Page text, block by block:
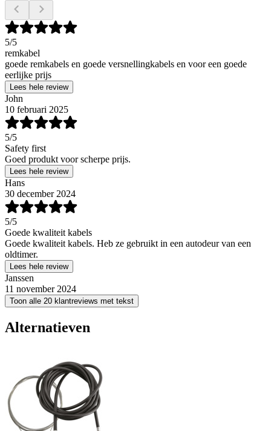
5/5
remkabel
goede remkabels en goede versnellingkabels en voor een goede
eerlijke prijs
Lees hele review
John
10 februari 2025
5/5
Safety first
Goed produkt voor scherpe prijs.
Lees hele review
Hans
30 december 2024
5/5
Goede kwaliteit kabels
Goede kwaliteit kabels. Heb ze gebruikt in een autodeur van een
oldtimer.
Lees hele review
Janssen
11 november 2024
Toon alle 20 klantreviews met tekst
Alternatieven